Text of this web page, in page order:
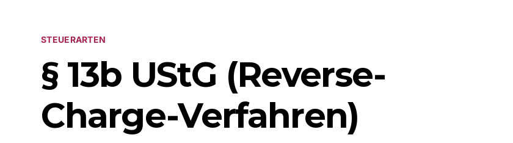
STEUERARTEN
§ 13b UStG (Reverse-
Charge-Verfahren)